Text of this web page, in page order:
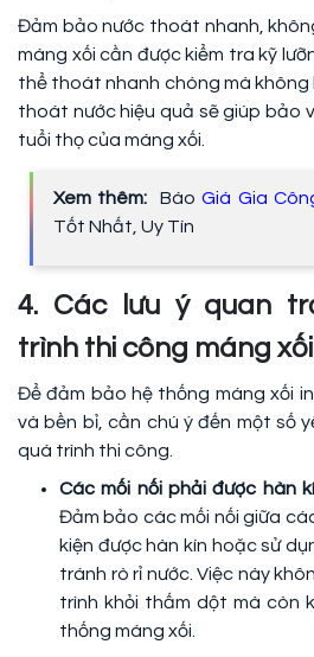
Đảm bảo nước thoát nhanh,
máng xối cần được kiểm tra kỹ
thể thoát nhanh chóng mà không
thoát nước hiệu quả sẽ giúp bảo
tuổi thọ của máng xối.
Xem thêm: BáoGiá Gia
Tốt Nhất, Uy Tín
4. Các lưu ý quan
trình thi công máng
Để đảm bảo hệ thống máng xối
và bền bỉ, cần chú ý đến một số
quá trình thi công.
Các mối nối phải được hàn
Đảm bảo các mối nối giữa
kiện được hàn kín hoặc sử
tránh rò rỉ nước. Việc này
trình khỏi thấm dột mà còn
thống máng xối.